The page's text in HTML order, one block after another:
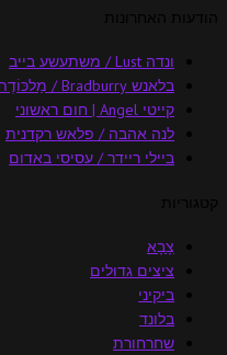
ונדה Lust / משתעשע בייב
בלאנש Bradburry / מַלכּוֹדֶת אָדָם
קייטי Angel | חום ראשוני
לנה אהבה / פלאש רקדנית
ביילי ריידר / עסיסי באדום
צָבָא
ציצים גדולים
ביקיני
בלונד
שחרחורת